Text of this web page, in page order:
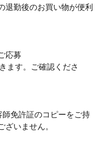
退勤後のお買い物が便利
応募
ます。ご確認くださ
免許証のコピーをご持
ざいません。